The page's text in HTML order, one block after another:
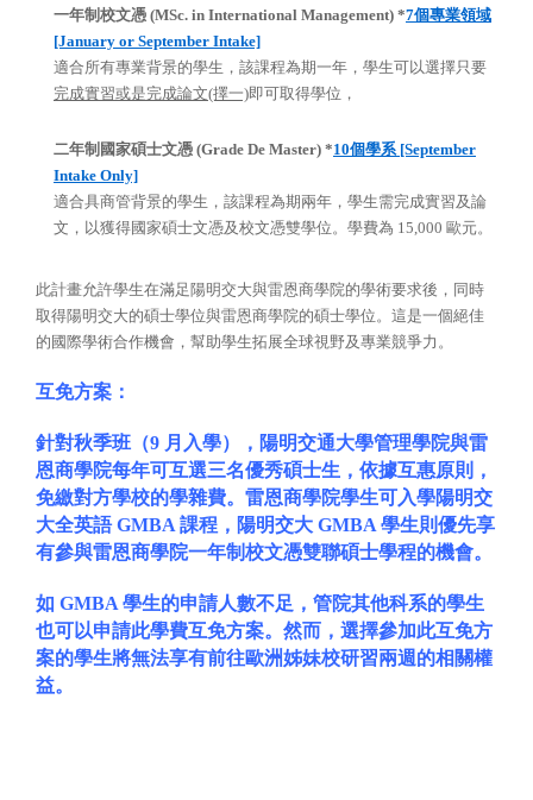
一年制校文憑 (MSc. in International Management) *7個專業領域
[January or September Intake]
適合所有專業背景的學生，該課程為期一年，學生可以選擇只要
完成實習或是完成論文(擇一)即可取得學位，
二年制國家碩士文憑 (Grade De Master) *10個學系 [September
Intake Only]
適合具商管背景的學生，該課程為期兩年，學生需完成實習及論
文，以獲得國家碩士文憑及校文憑雙學位。學費為 15,000 歐元。
此計畫允許學生在滿足陽明交大與雷恩商學院的學術要求後，同時
取得陽明交大的碩士學位與雷恩商學院的碩士學位。這是一個絕佳
的國際學術合作機會，幫助學生拓展全球視野及專業競爭力。
互免方案：
針對秋季班（9 月入學），陽明交通大學管理學院與雷
恩商學院每年可互選三名優秀碩士生，依據互惠原則，
免繳對方學校的學雜費。雷恩商學院學生可入學陽明交
大全英語 GMBA 課程，陽明交大 GMBA 學生則優先享
有參與雷恩商學院一年制校文憑雙聯碩士學程的機會。
如 GMBA 學生的申請人數不足，管院其他科系的學生
也可以申請此學費互免方案。然而，選擇參加此互免方
案的學生將無法享有前往歐洲姊妹校研習兩週的相關權
益。